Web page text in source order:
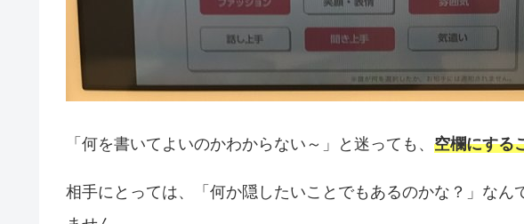
「何を書いてよいのかわからない～」と迷っても、 空欄にする
相手にとっては、「何か隠したいことでもあるのかな？」なん